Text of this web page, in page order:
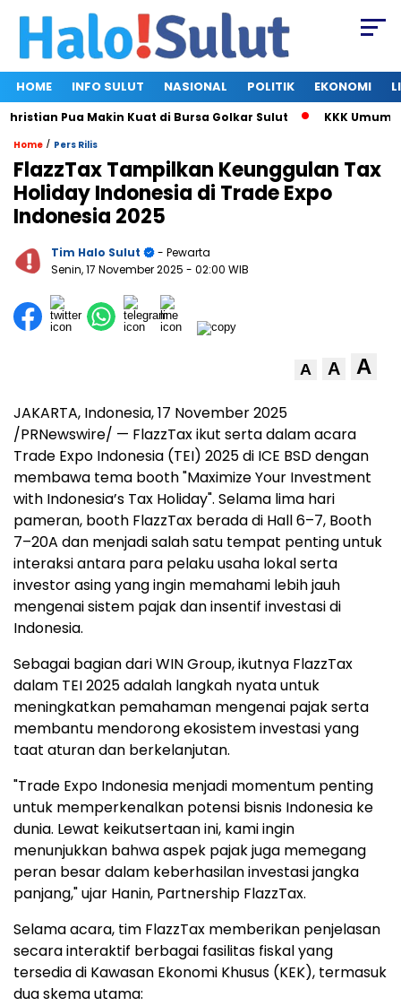
HOME INFO SULUT NASIONAL POLITIK EKONOMI
Pua Makin Kuat di Bursa Golkar Sulut KKK
Home / Pers Rilis
FlazzTax Tampilkan Keunggulan Tax
Holiday Indonesia di Trade Expo
Indonesia 2025
Tim Halo Sulut
- Pewarta
Senin, 17 November 2025 - 02:00 WIB
A A A
JAKARTA, Indonesia,17 November 2025
/PRNewswire/ — FlazzTax ikut serta dalam acara
Trade Expo Indonesia (TEI) 2025 di ICE BSD dengan
membawa tema booth "Maximize Your Investment
with Indonesia’s Tax Holiday". Selama lima hari
pameran, booth FlazzTax berada di Hall 6–7, Booth
7–20A dan menjadi salah satu tempat penting untuk
interaksi antara para pelaku usaha lokal serta
investor asing yang ingin memahami lebih jauh
mengenai sistem pajak dan insentif investasi di
Indonesia.
Sebagai bagian dari WIN Group, ikutnya FlazzTax
dalam TEI 2025 adalah langkah nyata untuk
meningkatkan pemahaman mengenai pajak serta
membantu mendorong ekosistem investasi yang
taat aturan dan berkelanjutan.
"Trade Expo Indonesia menjadi momentum penting
untuk memperkenalkan potensi bisnis Indonesia ke
dunia. Lewat keikutsertaan ini, kami ingin
menunjukkan bahwa aspek pajak juga memegang
peran besar dalam keberhasilan investasi jangka
panjang," ujar Hanin, Partnership FlazzTax.
Selama acara, tim FlazzTax memberikan penjelasan
secara interaktif berbagai fasilitas fiskal yang
tersedia di Kawasan Ekonomi Khusus (KEK), termasuk
dua skema utama: